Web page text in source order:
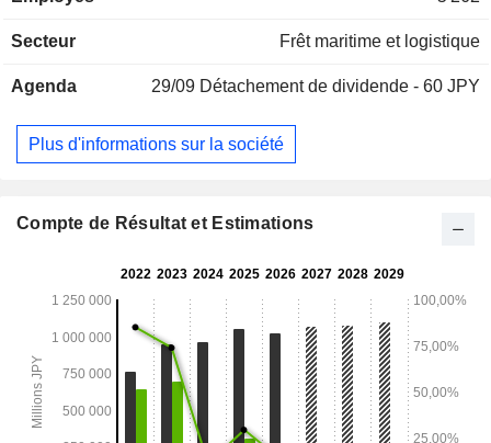
porte-conteneurs. La société exerce également des activités
location et de gestion immobilières.
Secteur Frêt maritime et logistique
Agenda 29/09 Détachement de dividende - 60 JPY
Plus d'informations sur la société
Compte de Résultat et Estimations